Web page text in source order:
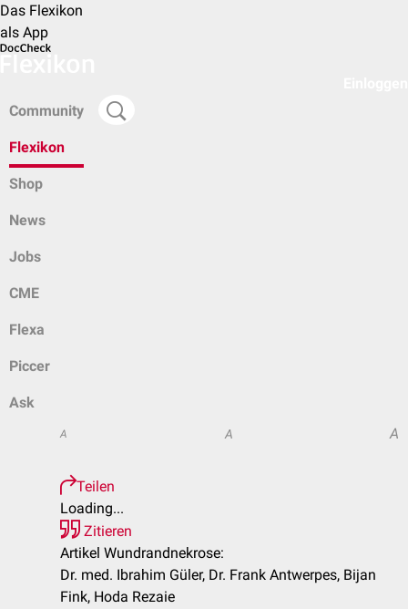
Das Flexikon
als App
Community
Flexikon
Shop
News
Jobs
CME
Flexa
Piccer
Ask
A A A
Teilen
Loading...
Zitieren
Artikel Wundrandnekrose:
Dr. med. Ibrahim Güler, Dr. Frank Antwerpes, Bijan
Fink, Hoda Rezaie